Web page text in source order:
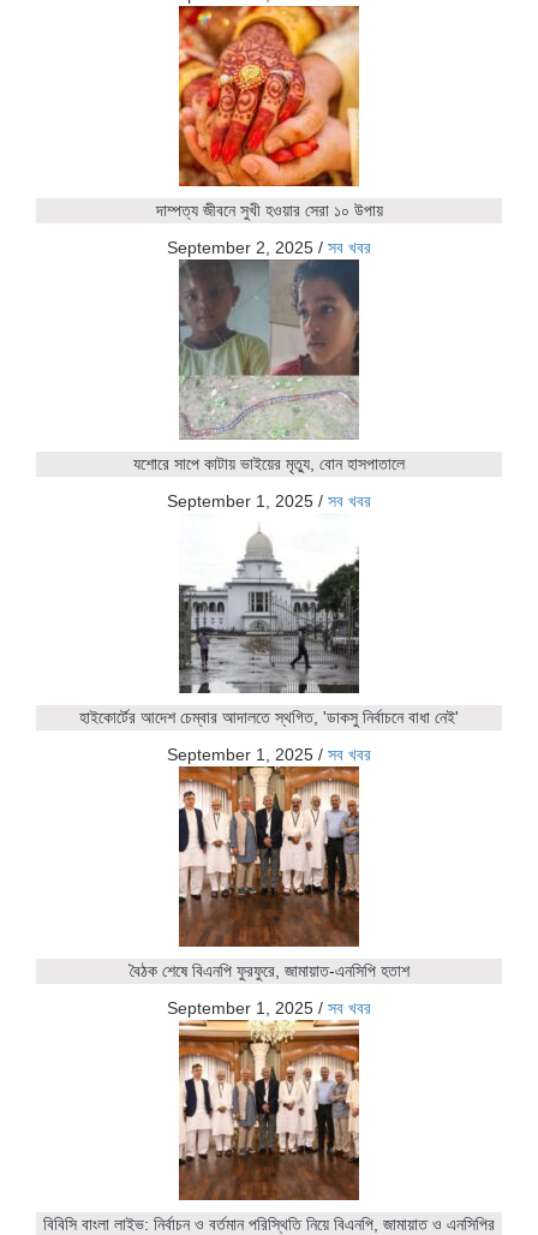
দাম্পত্য জীবনে সুখী হওয়ার সেরা ১০ উপায়
September 2, 2025 / সব খবর
যশোরে সাপে কাটায় ভাইয়ের মৃত্যু, বোন হাসপাতালে
September 1, 2025 / সব খবর
হাইকোর্টের আদেশ চেম্বার আদালতে স্থগিত, 'ডাকসু নির্বাচনে বাধা নেই'
September 1, 2025 / সব খবর
বৈঠক শেষে বিএনপি ফুরফুরে, জামায়াত-এনসিপি হতাশ
September 1, 2025 / সব খবর
বিবিসি বাংলা লাইভ: নির্বাচন ও বর্তমান পরিস্থিতি নিয়ে বিএনপি, জামায়াত ও এনসিপির